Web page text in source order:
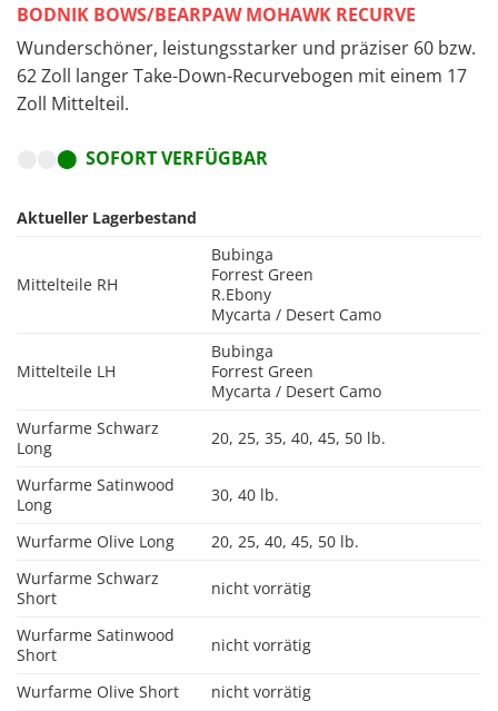
BODNIK BOWS/BEARPAW MOHAWK RECURVE
Wunderschöner, leistungsstarker und präziser 60 bzw.
62 Zoll langer Take-Down-Recurvebogen mit einem 17
Zoll Mittelteil.
⬤ SOFORT VERFÜGBAR
Aktueller Lagerbestand
Mittelteile RH
Bubinga
Forrest Green
R.Ebony
Mycarta / Desert Camo
Mittelteile LH
Bubinga
Forrest Green
Mycarta / Desert Camo
Wurfarme Schwarz
Long
20, 25, 35, 40, 45, 50 lb.
Wurfarme Satinwood
Long
30, 40 lb.
Wurfarme Olive Long
20, 25, 40, 45, 50 lb.
Wurfarme Schwarz
Short
nicht vorrätig
Wurfarme Satinwood
Short
nicht vorrätig
Wurfarme Olive Short nicht vorrätig